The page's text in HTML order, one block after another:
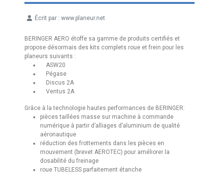
Écrit par : www.planeur.net
BERINGER AERO étoffe sa gamme de produits certifiés et
propose désormais des kits complets roue et frein pour les
planeurs suivants :
ASW20
Pégase
Discus 2A
Ventus 2A
Grâce à la technologie hautes performances de BERINGER:
pièces taillées masse sur machine à commande
numérique à partir d’alliages d’aluminium de qualité
aéronautique
réduction des frottements dans les pièces en
mouvement (brevet AEROTEC) pour améliorer la
dosabilité du freinage
roue TUBELESS parfaitement étanche